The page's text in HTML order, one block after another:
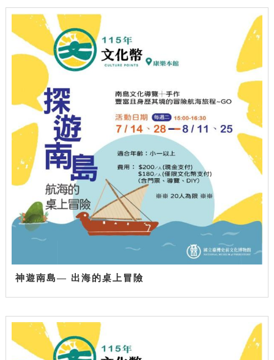
神遊南島— 出海的桌上冒險